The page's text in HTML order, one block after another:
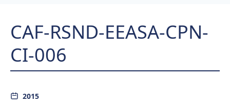
CAF-RSND-EEASA-CPN-
CI-006
2015